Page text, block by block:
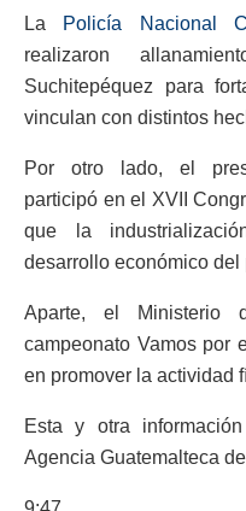
La Policía Nacional
realizaron
Suchitepéquez para
vinculan con distintos
Por otro lado, el
participó en el XVII
que la
desarrollo económico del
Aparte, el Ministerio
campeonato Vamos por
en promover la actividad
Esta y otra
Agencia Guatemalteca